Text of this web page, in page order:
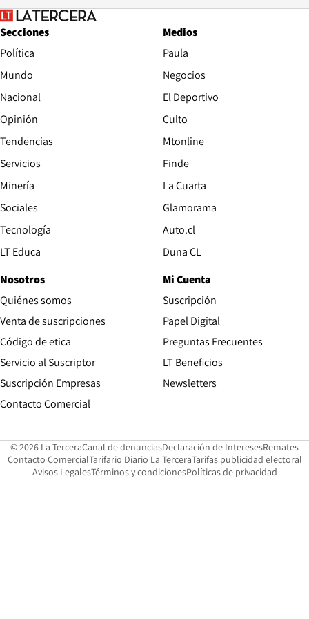
Secciones
Política
Mundo
Nacional
Opinión
Tendencias
Servicios
Minería
Sociales
Tecnología
LT Educa
Medios
Paula
Negocios
El Deportivo
Culto
Mtonline
Finde
La Cuarta
Glamorama
Auto.cl
Duna CL
Nosotros
Quiénes somos
Venta de suscripciones
Código de etica Opens in new window
Servicio al Suscriptor
Suscripción Empresas
Contacto Comercial
Mi Cuenta
Suscripción
Papel Digital
Preguntas Frecuentes
LT Beneficios
Newsletters
© 2026 La TerceraCanal de denunciasOpens in new window
Declaración de InteresesOpens in
Remates
Contacto ComercialOpens in new window
Tarifario Diario La TerceraOpens in new window
Tarifas publicidad electoral
Avisos LegalesOpens in new window
Términos y condicionesPolíticas de privacidad